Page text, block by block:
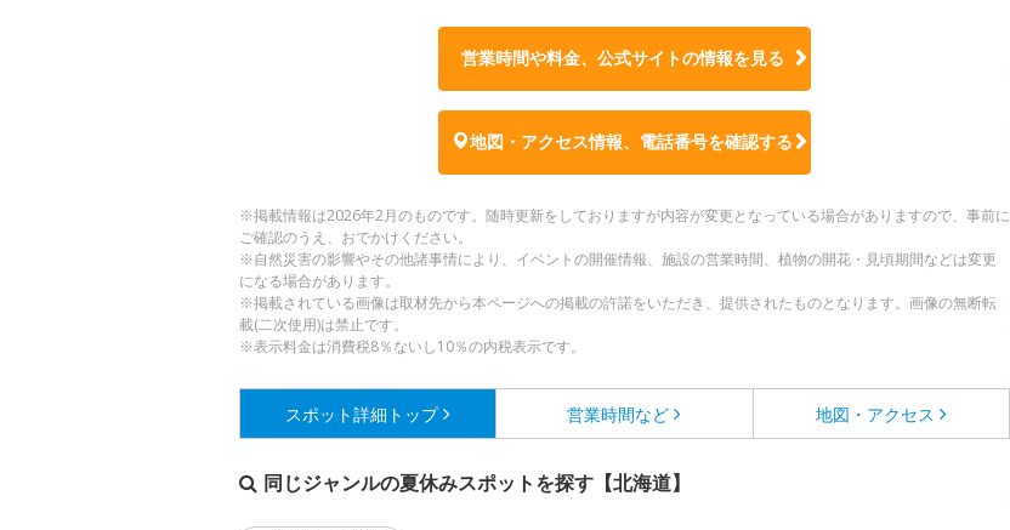
営業時間や料金、公式サイトの情報を見る
地図・アクセス情報、電話番号を確認する
※掲載情報は2026年2月のものです。随時更新をしておりますが内容が変更となっている場合がありますので、事前に
ご確認のうえ、おでかけください。
※自然災害の影響やその他諸事情により、イベントの開催情報、施設の営業時間、植物の開花・見頃期間などは変更
になる場合があります。
※掲載されている画像は取材先から本ページへの掲載の許諾をいただき、提供されたものとなります。画像の無断転
載(二次使用)は禁止です。
※表示料金は消費税8％ないし10％の内税表示です。
スポット詳細 トップ 営業時間など 地図・アクセス
同じジャンルの夏休みスポットを探す【北海道】